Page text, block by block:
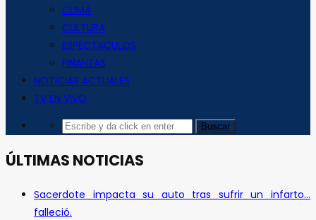
CLIMA
CULTURA
ESPECTACULOS
FINANZAS
NOTICIAS ACTUALES
TV EN VIVO
ÚLTIMAS NOTICIAS
Sacerdote impacta su auto tras sufrir un infarto…
falleció.